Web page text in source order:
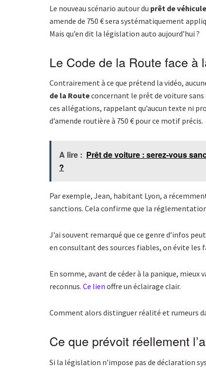
Le nouveau scénario autour du prêt de véhicule
amende de 750 € sera systématiquement
Mais qu’en dit la législation auto aujourd’hui ?
Le Code de la Route face à
Contrairement à ce que prétend la vidéo,
de la Routeconcernant le prêt de voiture
ces allégations, rappelant qu’aucun texte ni
d’amende routière à 750 € pour ce motif précis.
A lire : Prêt de voiture : serez-vous
?
Par exemple, Jean, habitant Lyon, a
sanctions. Cela confirme que la
J’ai souvent remarqué que ce genre d’infos
en consultant des sources fiables, on évite les
En somme, avant de céder à la panique,
reconnus. Ce lien offre un éclairage clair.
Comment alors distinguer réalité et rumeurs
Ce que prévoit réellement
Si la législation n’impose pas de déclaration